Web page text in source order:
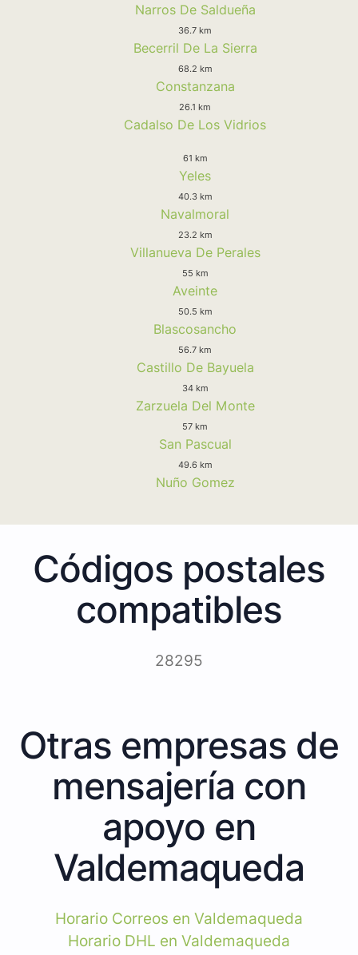
Narros De Saldueña
36.7 km
Becerril De La Sierra
68.2 km
Constanzana
26.1 km
Cadalso De Los Vidrios
61 km
Yeles
40.3 km
Navalmoral
23.2 km
Villanueva De Perales
55 km
Aveinte
50.5 km
Blascosancho
56.7 km
Castillo De Bayuela
34 km
Zarzuela Del Monte
57 km
San Pascual
49.6 km
Nuño Gomez
Códigos postales
compatibles
28295
Otras empresas de
mensajería con
apoyo en
Valdemaqueda
Horario Correos en Valdemaqueda
Horario DHL en Valdemaqueda